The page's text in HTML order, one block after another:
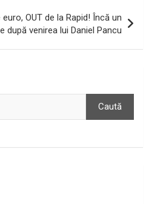
OUT de la Rapid! Încă un
după venirea lui Daniel Pancu
Caută